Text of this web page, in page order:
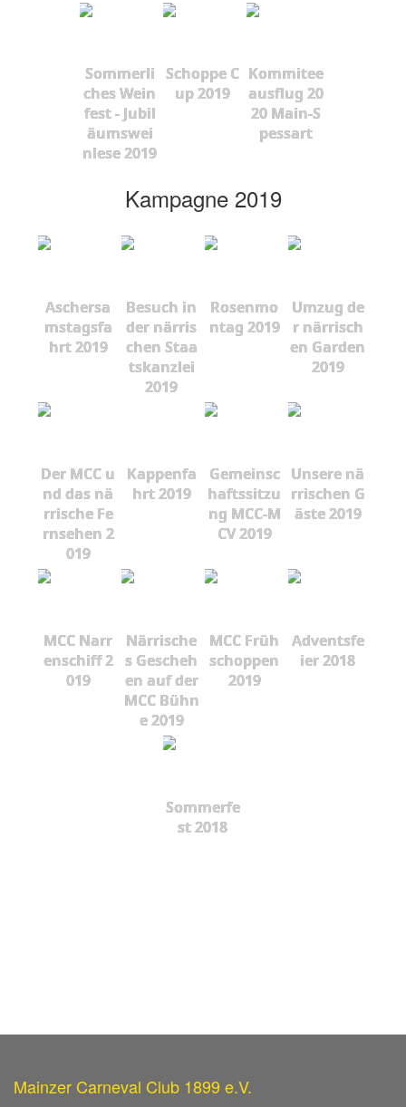
Sommerli
ches Wein
fest - Jubil
äumswei
nlese 2019
Schoppe C
up 2019
Kommitee
ausflug 20
20 Main-S
pessart
Kampagne 2019
Aschersa
mstagsfa
hrt 2019
Besuch in
der närris
chen Staa
tskanzlei
2019
Rosenmo
ntag 2019
Umzug de
r närrisch
en Garden
2019
Der MCC u
nd das nä
rrische Fe
rnsehen 2
019
Kappenfa
hrt 2019
Gemeinsc
haftssitzu
ng MCC-M
CV 2019
Unsere nä
rrischen G
äste 2019
MCC Narr
enschiff 2
019
Närrische
s Gescheh
en auf der
MCC Bühn
e 2019
MCC Früh
schoppen
2019
Adventsfe
ier 2018
Sommerfe
st 2018
Mainzer Carneval Club 1899 e.V.